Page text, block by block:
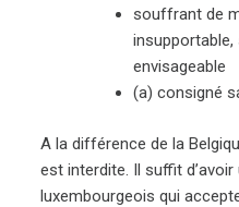
souffrant de
envisageable
(a) consigné
A la différence de la
est interdite. Il suffit
luxembourgeois qui